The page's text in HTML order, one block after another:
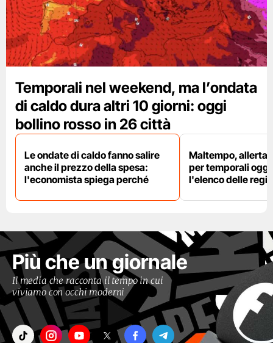
Temporali nel weekend, ma l’ondata
di caldo dura altri 10 giorni: oggi
bollino rosso in 26 città
Le ondate di caldo fanno salire
anche il prezzo della spesa:
l'economista spiega perché
Maltempo, allerta
per temporali oggi
l'elenco delle
Più che un giornale
Il media che racconta il tempo in cui
viviamo con occhi moderni